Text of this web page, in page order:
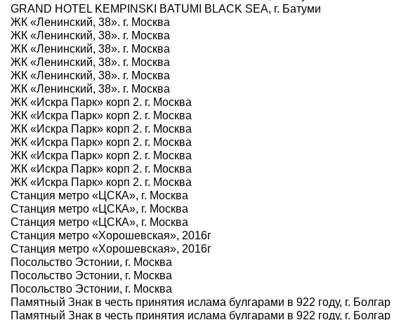
GRAND HOTEL KEMPINSKI BATUMI BLACK SEA, г. Батуми
ЖК «Ленинский, 38». г. Москва
ЖК «Ленинский, 38». г. Москва
ЖК «Ленинский, 38». г. Москва
ЖК «Ленинский, 38». г. Москва
ЖК «Ленинский, 38». г. Москва
ЖК «Ленинский, 38». г. Москва
ЖК «Искра Парк» корп 2. г. Москва
ЖК «Искра Парк» корп 2. г. Москва
ЖК «Искра Парк» корп 2. г. Москва
ЖК «Искра Парк» корп 2. г. Москва
ЖК «Искра Парк» корп 2. г. Москва
ЖК «Искра Парк» корп 2. г. Москва
ЖК «Искра Парк» корп 2. г. Москва
Станция метро «ЦСКА», г. Москва
Станция метро «ЦСКА», г. Москва
Станция метро «ЦСКА», г. Москва
Станция метро «Хорошевская», 2016г
Станция метро «Хорошевская», 2016г
Посольство Эстонии, г. Москва
Посольство Эстонии, г. Москва
Посольство Эстонии, г. Москва
Памятный Знак в честь принятия ислама булгарами в 922 году, г. Болгар
Памятный Знак в честь принятия ислама булгарами в 922 году, г. Болгар